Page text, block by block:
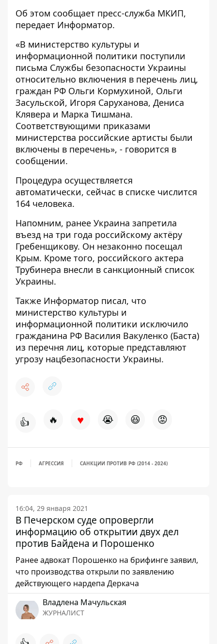
Об этом сообщает пресс-служба МКИП,
передает Информатор.
«В министерство культуры и
информационной политики поступили
письма Службы безопасности Украины
относительно включения в перечень лиц,
граждан РФ Ольги Кормухиной, Ольги
Засульской, Игоря Саруханова, Дениса
Клявера и Марка Тишмана.
Соответствующими приказами
министерства российские артисты были
включены в перечень», - говорится в
сообщении.
Процедура осуществляется
автоматически, сейчас в списке числится
164 человека.
Напомним, ранее Украина запретила
въезд на три года российскому актёру
Гребенщикову. Он незаконно посещал
Крым. Кроме того, российского актера
Трубинера внесли в санкционный список
Украины.
Также Информатор писал, что
министерство культуры и
информационной политики исключило
гражданина РФ Василия Вакуленко (Баста)
из перечня лиц, которые представляют
угрозу нацбезопасности Украины.
👍 🔥 ♥ 😭 😆 😡
РФ АГРЕССИЯ САНКЦИИ ПРОТИВ РФ (2014 - 2024)
16:04, 29 января 2021
В Печерском суде опровергли
информацию об открытии двух дел
против Байдена и Порошенко
Ранее адвокат Порошенко на брифинге заявил,
что производства открыли по заявлению
действующего нардепа Деркача
Владлена Мачульская
ЖУРНАЛИСТ